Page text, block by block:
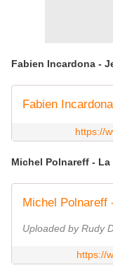
Fabien Incardona -
Fabien
https://
Michel Polnareff - La
Michel Polnareff
Uploaded by Rudy
https://